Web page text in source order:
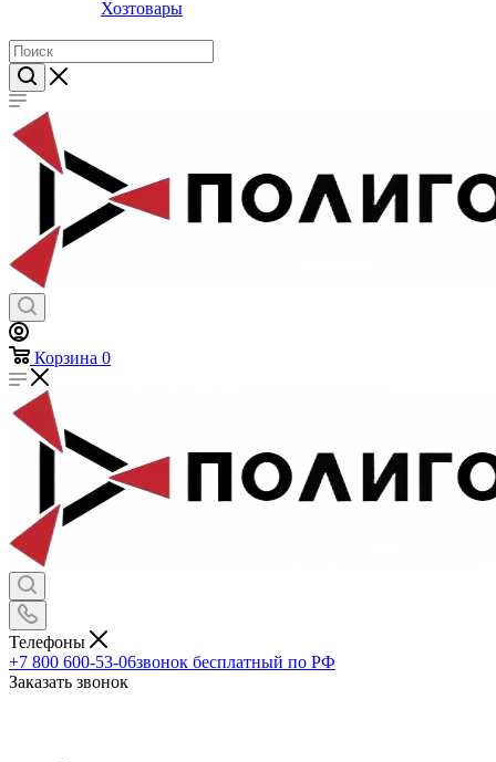
Хозтовары
Корзина 0
Телефоны
+7 800 600-53-06звонок бесплатный по РФ
Заказать звонок